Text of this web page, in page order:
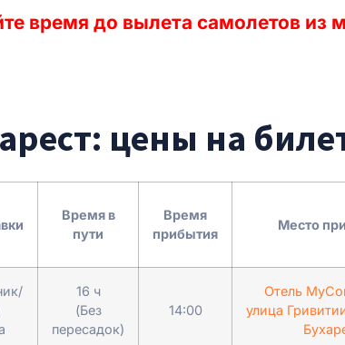
самолетов из
цены на
Время в
пути
Время
прибытия
Место
16 ч
(Без
пересадок)
14:00
Отель
улица